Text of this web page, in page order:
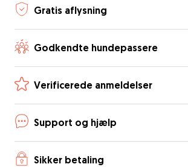
Gratis aflysning
Godkendte hundepassere
Verificerede anmeldelser
Support og hjælp
Sikker betaling